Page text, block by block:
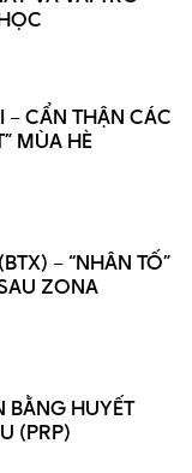
– CẨN THẬN CÁC
MÙA HÈ
– “NHÂN TỐ”
ZONA
BẰNG HUYẾT
(PRP)